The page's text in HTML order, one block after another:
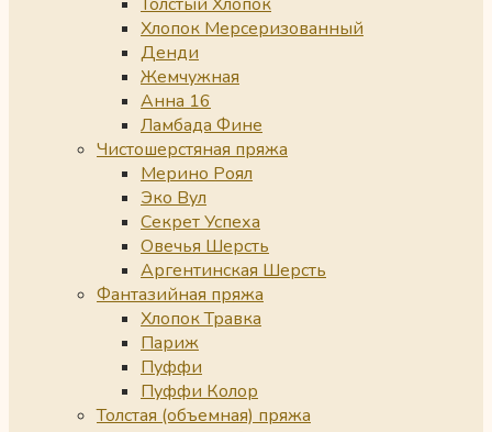
Хлопок Мерсеризованный
Денди
Жемчужная
Анна 16
Ламбада Фине
Чистошерстяная пряжа
Мерино Роял
Эко Вул
Секрет Успеха
Овечья Шерсть
Аргентинская Шерсть
Фантазийная пряжа
Хлопок Травка
Париж
Пуффи
Пуффи Колор
Толстая (объемная) пряжа